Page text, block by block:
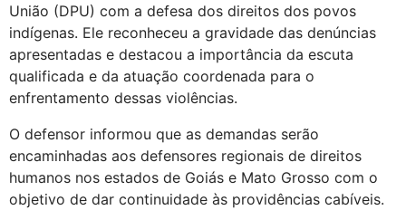
União (DPU) com a defesa dos direitos dos povos
indígenas. Ele reconheceu a gravidade das denúncias
apresentadas e destacou a importância da escuta
qualificada e da atuação coordenada para o
enfrentamento dessas violências.
O defensor informou que as demandas serão
encaminhadas aos defensores regionais de direitos
humanos nos estados de Goiás e Mato Grosso com o
objetivo de dar continuidade às providências cabíveis.